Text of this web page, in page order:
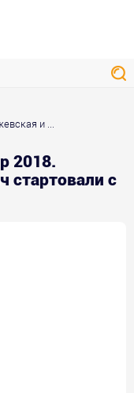
и ...
2018.
стартовали с